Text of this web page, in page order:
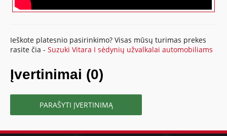
Ieškote platesnio pasirinkimo? Visas mūsų turimas prekes
rasite čia -Suzuki Vitara I sėdynių užvalkalai automobiliams
Įvertinimai (0)
PARAŠYTI ĮVERTINIMĄ